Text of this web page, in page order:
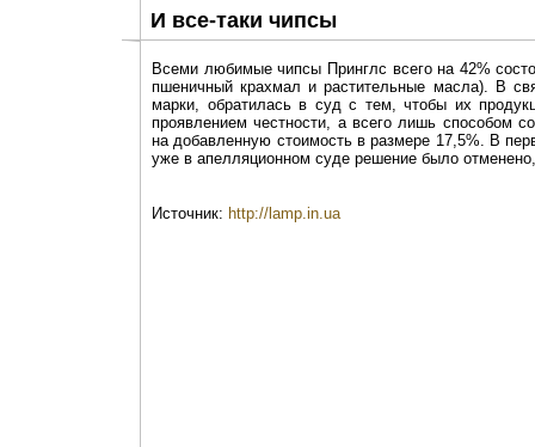
И все-таки чипсы
Всеми любимые чипсы Принглс всего на 42%
пшеничный крахмал и растительные масла). В
марки, обратилась в суд с тем, чтобы их
проявлением честности, а всего лишь способом
на добавленную стоимость в размере 17,5%. В
уже в апелляционном суде решение было
Источник: http://lamp.in.ua